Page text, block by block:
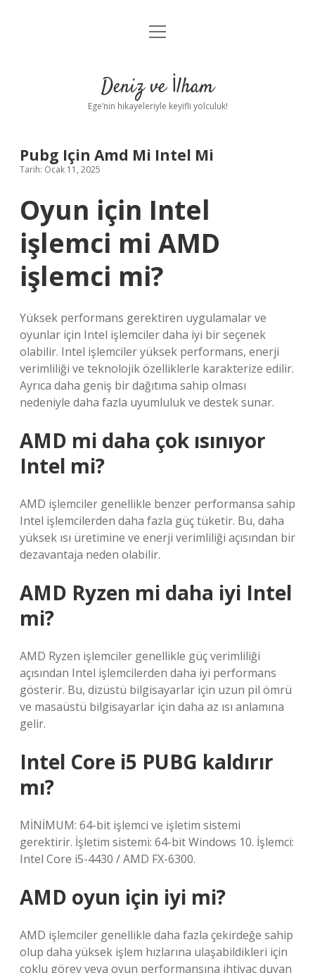
Anasayfa
Yasal Uyarı
menüyü
Deniz ve İlham
Ege’nin hikayeleriyle keyifli yolculuk!
Pubg Için Amd Mi Intel Mi
Tarih: Ocak 11, 2025
Oyun için Intel
işlemci mi AMD
işlemci mi?
Yüksek performans gerektiren uygulamalar ve
oyunlar için Intel işlemciler daha iyi bir seçenek
olabilir. Intel işlemciler yüksek performans, enerji
verimliliği ve teknolojik özelliklerle karakterize edilir.
Ayrıca daha geniş bir dağıtıma sahip olması
nedeniyle daha fazla uyumluluk ve destek sunar.
AMD mi daha çok ısınıyor
Intel mi?
AMD işlemciler genellikle benzer performansa sahip
Intel işlemcilerden daha fazla güç tüketir. Bu, daha
yüksek ısı üretimine ve enerji verimliliği açısından bir
dezavantaja neden olabilir.
AMD Ryzen mi daha iyi Intel
mi?
AMD Ryzen işlemciler genellikle güç verimliliği
açısından Intel işlemcilerden daha iyi performans
gösterir. Bu, dizüstü bilgisayarlar için uzun pil ömrü
ve masaüstü bilgisayarlar için daha az ısı anlamına
gelir.
Intel Core i5 PUBG kaldırır
mı?
MİNİMUM: 64-bit işlemci ve işletim sistemi
gerektirir. İşletim sistemi: 64-bit Windows 10. İşlemci:
Intel Core i5-4430 / AMD FX-6300.
AMD oyun için iyi mi?
AMD işlemciler genellikle daha fazla çekirdeğe sahip
olup daha yüksek işlem hızlarına ulaşabildikleri için
çoklu görev veya oyun performansına ihtiyaç duyan